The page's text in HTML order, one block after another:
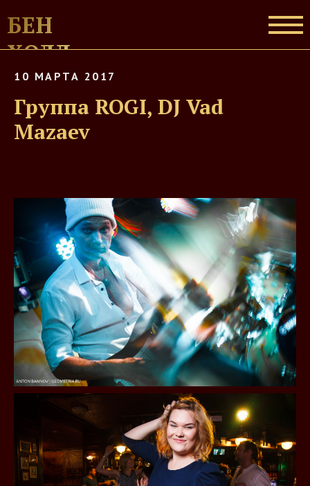
БЕН
ХОЛЛ
10 МАРТА 2017
Группа ROGI, DJ Vad
Mazaev